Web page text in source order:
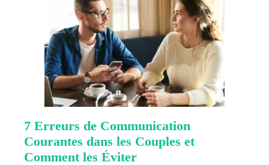
7 Erreurs de Communication
Courantes dans les Couples et
Comment les Éviter